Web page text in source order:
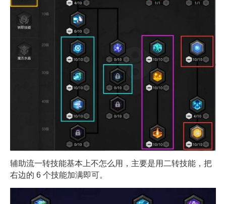
辅助流一转技能基本上不怎么用，主要是用二转技能，把
右边的 6 个技能加满即可。